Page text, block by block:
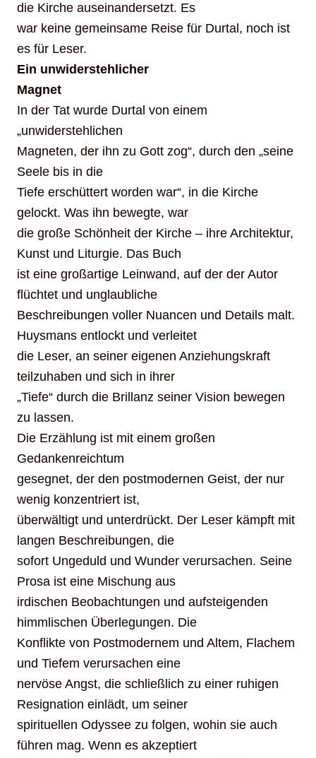
die Kirche auseinandersetzt. Es
war keine gemeinsame Reise für Durtal, noch ist
es für Leser.
Ein unwiderstehlicher
Magnet
In der Tat wurde Durtal von einem
„unwiderstehlichen
Magneten, der ihn zu Gott zog“, durch den „seine
Seele bis in die
Tiefe erschüttert worden war“, in die Kirche
gelockt. Was ihn bewegte, war
die große Schönheit der Kirche – ihre Architektur,
Kunst und Liturgie. Das Buch
ist eine großartige Leinwand, auf der der Autor
flüchtet und unglaubliche
Beschreibungen voller Nuancen und Details malt.
Huysmans entlockt und verleitet
die Leser, an seiner eigenen Anziehungskraft
teilzuhaben und sich in ihrer
„Tiefe“ durch die Brillanz seiner Vision bewegen
zu lassen.
Die Erzählung ist mit einem großen
Gedankenreichtum
gesegnet, der den postmodernen Geist, der nur
wenig konzentriert ist,
überwältigt und unterdrückt. Der Leser kämpft mit
langen Beschreibungen, die
sofort Ungeduld und Wunder verursachen. Seine
Prosa ist eine Mischung aus
irdischen Beobachtungen und aufsteigenden
himmlischen Überlegungen. Die
Konflikte von Postmodernem und Altem, Flachem
und Tiefem verursachen eine
nervöse Angst, die schließlich zu einer ruhigen
Resignation einlädt, um seiner
spirituellen Odyssee zu folgen, wohin sie auch
führen mag. Wenn es akzeptiert